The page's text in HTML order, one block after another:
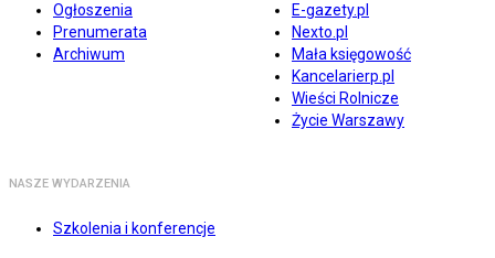
Ogłoszenia
Prenumerata
Archiwum
E-gazety.pl
Nexto.pl
Mała księgowość
Kancelarierp.pl
Wieści Rolnicze
Życie Warszawy
NASZE WYDARZENIA
Szkolenia i konferencje